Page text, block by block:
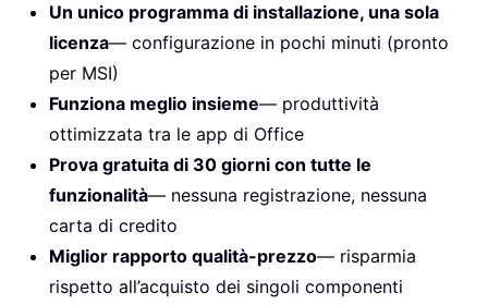
Un unico programma di installazione, una sola
licenza— configurazione in pochi minuti (pronto
per MSI)
Funziona meglio insieme— produttività
ottimizzata tra le app di Office
Prova gratuita di 30 giorni con tutte le
funzionalità— nessuna registrazione, nessuna
carta di credito
Miglior rapporto qualità-prezzo— risparmia
rispetto all’acquisto dei singoli componenti